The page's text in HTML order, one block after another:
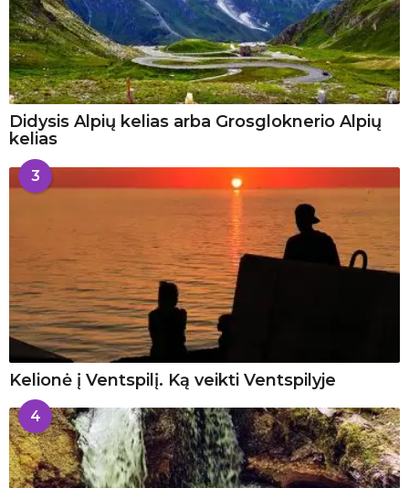
Didysis Alpių kelias arba Grosgloknerio Alpių
kelias
3
Kelionė į Ventspilį. Ką veikti Ventspilyje
4